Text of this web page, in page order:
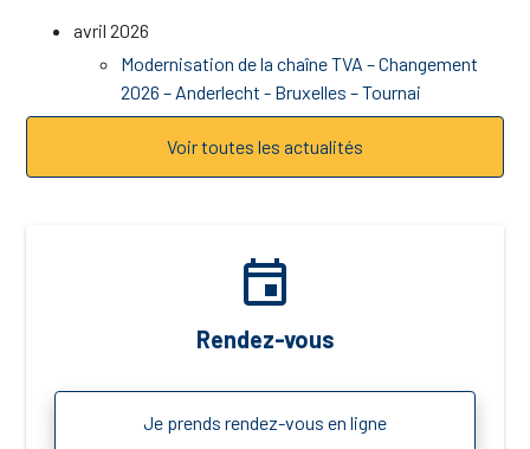
avril 2026
Modernisation de la chaîne TVA – Changement
2026 – Anderlecht - Bruxelles – Tournai
Voir toutes les actualités
event
Rendez-vous
Je prends rendez-vous en ligne